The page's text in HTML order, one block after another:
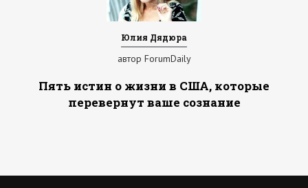
Юлия Дядюра
автор ForumDaily
Пять истин о жизни в США, которые
перевернут ваше сознание